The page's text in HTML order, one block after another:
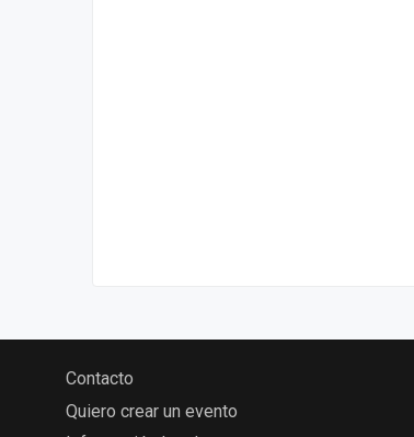
Contacto
Quiero crear un evento